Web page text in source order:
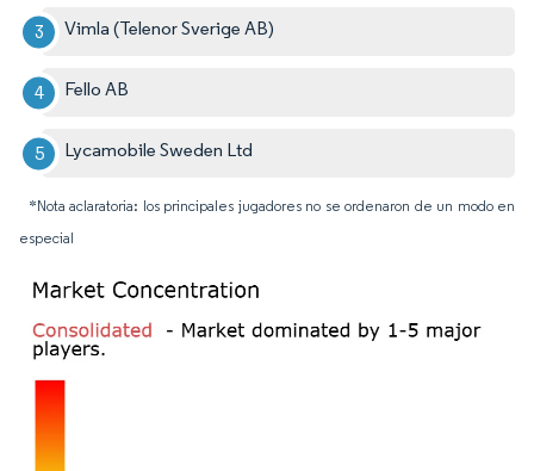
Vimla (Telenor Sverige AB)
Fello AB
Lycamobile Sweden Ltd
*Nota aclaratoria: los principales jugadores no se ordenaron de un modo en
especial